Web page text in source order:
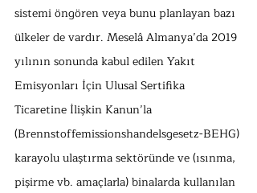
sistemi öngören veya bunu planlayan bazı
ülkeler de vardır. Meselâ Almanya’da 2019
yılının sonunda kabul edilen Yakıt
Emisyonları İçin Ulusal Sertifika
Ticaretine İlişkin Kanun’la
(Brennstoffemissionshandelsgesetz-BEHG)
karayolu ulaştırma sektöründe ve (ısınma,
pişirme vb. amaçlarla) binalarda kullanılan